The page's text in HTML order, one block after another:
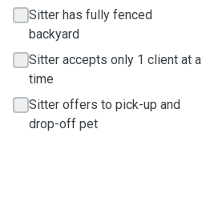
Sitter has fully fenced
backyard
Sitter accepts only 1 client at a
time
Sitter offers to pick-up and
drop-off pet